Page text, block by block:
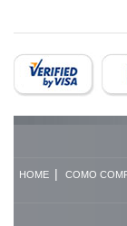
HOME| COMO